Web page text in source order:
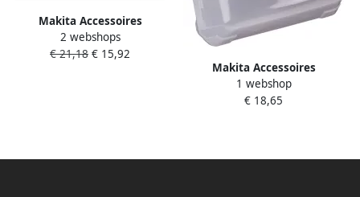
Makita Accessoires
Lampenkap bouwlamp
GM00002377
2 webshops
€ 21,18 € 15,92
Makita Accessoires
GM00002286 | Lampenkap |
bouwlamp DML809
1 webshop
€ 18,65